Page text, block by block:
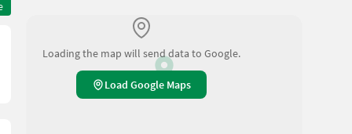
Loading the map will send data to Google.
Load Google Maps